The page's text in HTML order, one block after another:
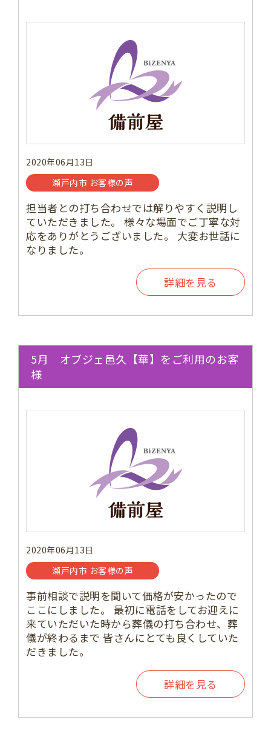
2020年06月13日
瀬戸内市 お客様の声
担当者との打ち合わせでは解りやすく説明し
ていただきました。 様々な場面でご丁寧な対
応をありがとうございました。 大変お世話に
なりました。
詳細を見る
5月 オブジェ邑久【華】をご利用のお客
様
2020年06月13日
瀬戸内市 お客様の声
事前相談で説明を聞いて価格が安かったので
ここにしました。 最初に電話をしてお迎えに
来ていただいた時から葬儀の打ち合わせ、葬
儀が終わるまで 皆さんにとても良くしていた
だきました。
詳細を見る